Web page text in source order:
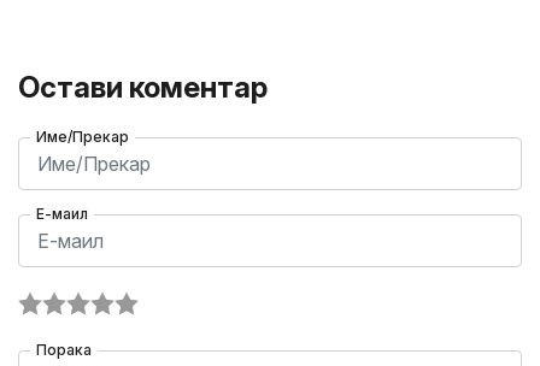
Остави коментар
Име/Прекар
Е-маил
Порака